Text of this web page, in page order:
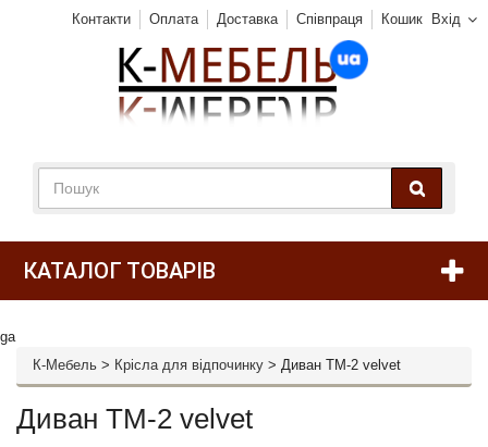
Вхід
Контакти Оплата Доставка Співпраця Кошик
КАТАЛОГ ТОВАРІВ
ga
К-Мебель > Крісла для відпочинку > Диван ТМ-2 velvet
Диван ТМ-2 velvet